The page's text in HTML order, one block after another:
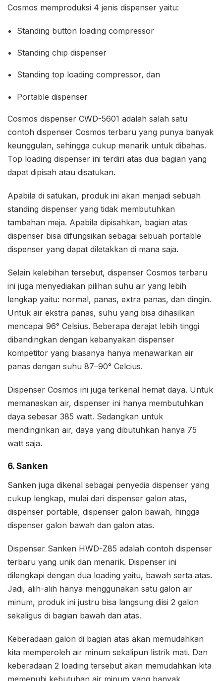
Cosmos memproduksi 4 jenis dispenser yaitu:
Standing button loading compressor
Standing chip dispenser
Standing top loading compressor, dan
Portable dispenser
Cosmos dispenser CWD-5601 adalah salah satu
contoh dispenser Cosmos terbaru yang punya banyak
keunggulan, sehingga cukup menarik untuk dibahas.
Top loading dispenser ini terdiri atas dua bagian yang
dapat dipisah atau disatukan.
Apabila di satukan, produk ini akan menjadi sebuah
standing dispenser yang tidak membutuhkan
tambahan meja. Apabila dipisahkan, bagian atas
dispenser bisa difungsikan sebagai sebuah portable
dispenser yang dapat diletakkan di mana saja.
Selain kelebihan tersebut, dispenser Cosmos terbaru
ini juga menyediakan pilihan suhu air yang lebih
lengkap yaitu: normal, panas, extra panas, dan dingin.
Untuk air ekstra panas, suhu yang bisa dihasilkan
mencapai 96° Celsius. Beberapa derajat lebih tinggi
dibandingkan dengan kebanyakan dispenser
kompetitor yang biasanya hanya menawarkan air
panas dengan suhu 87–90° Celcius.
Dispenser Cosmos ini juga terkenal hemat daya. Untuk
memanaskan air, dispenser ini hanya membutuhkan
daya sebesar 385 watt. Sedangkan untuk
mendinginkan air, daya yang dibutuhkan hanya 75
watt saja.
6. Sanken
Sanken juga dikenal sebagai penyedia dispenser yang
cukup lengkap, mulai dari dispenser galon atas,
dispenser portable, dispenser galon bawah, hingga
dispenser galon bawah dan galon atas.
Dispenser Sanken HWD-Z85 adalah contoh dispenser
terbaru yang unik dan menarik. Dispenser ini
dilengkapi dengan dua loading yaitu, bawah serta atas.
Jadi, alih-alih hanya menggunakan satu galon air
minum, produk ini justru bisa langsung diisi 2 galon
sekaligus di bagian bawah dan atas.
Keberadaan galon di bagian atas akan memudahkan
kita memperoleh air minum sekalipun listrik mati. Dan
keberadaan 2 loading tersebut akan memudahkan kita